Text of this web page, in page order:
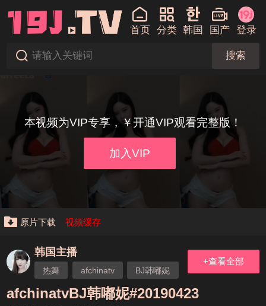
首页 分类 韩国 国产 登录
搜索
本视频为VIP专享，￥开通VIP观看完整版！
加入VIP
原片下载 视频缓存
韩国主播
热舞 afchinatv BJ韩嘟妮
+查看全部
afchinatvBJ韩嘟妮#20190423
本站大事件(19j网站发展历程)